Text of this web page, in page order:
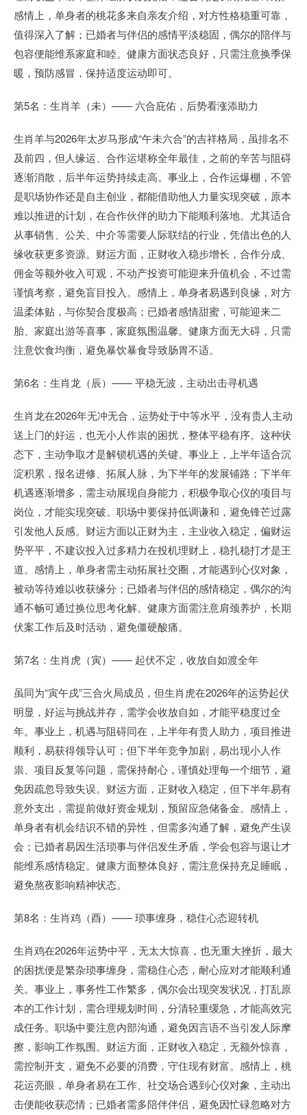
感情上，单身者的桃花多来自亲友介绍，对方性格稳重可靠，
值得深入了解；已婚者与伴侣的感情平淡稳固，偶尔的陪伴与
包容便能维系家庭和睦。健康方面状态良好，只需注意换季保
暖，预防感冒，保持适度运动即可。
第5名：生肖羊（未）—— 六合庇佑，后势看涨添助力
生肖羊与2026年太岁马形成“午未六合”的吉祥格局，虽排名不
及前四，但人缘运、合作运堪称全年最佳，之前的辛苦与阻碍
逐渐消散，后半年运势持续走高。事业上，合作运爆棚，不管
是职场协作还是自主创业，都能借助他人力量实现突破，原本
难以推进的计划，在合作伙伴的助力下能顺利落地。尤其适合
从事销售、公关、中介等需要人际联结的行业，凭借出色的人
缘收获更多资源。财运方面，正财收入稳步增长，合作分成、
佣金等额外收入可观，不动产投资可能迎来升值机会，不过需
谨慎考察，避免盲目投入。感情上，单身者易遇到良缘，对方
温柔体贴，与你契合度极高；已婚者感情甜蜜，可能迎来二
胎、家庭出游等喜事，家庭氛围温馨。健康方面无大碍，只需
注意饮食均衡，避免暴饮暴食导致肠胃不适。
第6名：生肖龙（辰）—— 平稳无波，主动出击寻机遇
生肖龙在2026年无冲无合，运势处于中等水平，没有贵人主动
送上门的好运，也无小人作祟的困扰，整体平稳有序。这种状
态下，主动争取才是解锁机遇的关键。事业上，上半年适合沉
淀积累，报名进修、拓展人脉，为下半年的发展铺路；下半年
机遇逐渐增多，需主动展现自身能力，积极争取心仪的项目与
岗位，才能实现突破。职场中要保持低调谦和，避免锋芒过露
引发他人反感。财运方面以正财为主，主业收入稳定，偏财运
势平平，不建议投入过多精力在投机理财上，稳扎稳打才是王
道。感情上，单身者需主动拓展社交圈，才能遇到心仪对象，
被动等待难以收获缘分；已婚者与伴侣的感情稳定，偶尔的沟
通不畅可通过换位思考化解。健康方面需注意肩颈养护，长期
伏案工作后及时活动，避免僵硬酸痛。
第7名：生肖虎（寅）—— 起伏不定，收放自如渡全年
虽同为“寅午戌”三合火局成员，但生肖虎在2026年的运势起伏
明显，好运与挑战并存，需学会收放自如，才能平稳度过全
年。事业上，机遇与阻碍同在，上半年有贵人助力，项目推进
顺利，易获得领导认可；但下半年竞争加剧，易出现小人作
祟、项目反复等问题，需保持耐心，谨慎处理每一个细节，避
免因疏忽导致失误。财运方面，正财收入稳定，但下半年易有
意外支出，需提前做好资金规划，预留应急储备金。感情上，
单身者有机会结识不错的异性，但需多沟通了解，避免产生误
会；已婚者易因生活琐事与伴侣发生矛盾，学会包容与退让才
能维系感情稳定。健康方面整体良好，需注意保持充足睡眠，
避免熬夜影响精神状态。
第8名：生肖鸡（酉）—— 琐事缠身，稳住心态迎转机
生肖鸡在2026年运势中平，无太大惊喜，也无重大挫折，最大
的困扰便是繁杂琐事缠身，需稳住心态，耐心应对才能顺利通
关。事业上，事务性工作繁多，偶尔会出现突发状况，打乱原
本的工作计划，需合理规划时间，分清轻重缓急，才能高效完
成任务。职场中要注意内部沟通，避免因言语不当引发人际摩
擦，影响工作氛围。财运方面，正财收入稳定，无额外惊喜，
需控制开支，避免不必要的消费，守住现有财富。感情上，桃
花运亮眼，单身者易在工作、社交场合遇到心仪对象，主动出
击便能收获恋情；已婚者需多陪伴伴侣，避免因忙碌忽略对方